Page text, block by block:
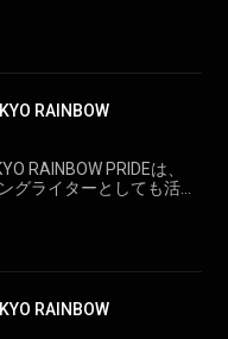
RAINBOW
RAINBOW PRIDEは、
グライターとしても活
RAINBOW